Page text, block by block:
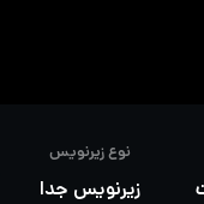
نوع زیرنویس
زیرنویس جدا